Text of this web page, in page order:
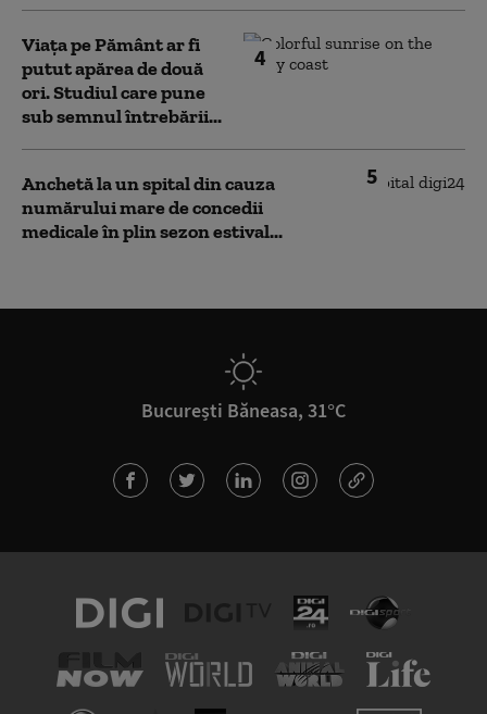
4
Viața pe Pământ ar fi
putut apărea de două
ori. Studiul care pune
sub semnul întrebării...
5
Anchetă la un spital din cauza
numărului mare de concedii
medicale în plin sezon estival...
București Băneasa, 31°C